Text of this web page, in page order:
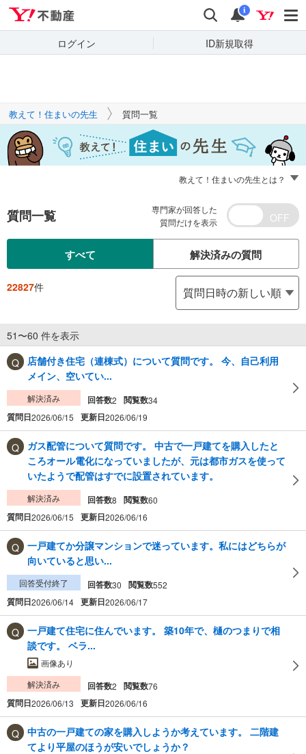
検索 通知
i
ログイン ID新規取得
キーワードで
質問を探す
教えて！住まいの先生 質問一覧
教えて！住まいの先生とは？
質問一覧
専門家が回答した
質問だけを表示
すべて 解決済みの質問
22827件
51〜60 件を表示
店舗付き住宅（連棟式）について質問です。 今、自己利用
メイン、空いてい...
解決済み 回答数2 閲覧数34
質問日2026/06/15 更新日2026/06/19
ガス配管について質問です。 中古で一戸建てを購入したと
ころオール電化になっていましたが、元は都市ガスを使って
いたようで配管はすでに設置されています。
解決済み 回答数8 閲覧数60
質問日2026/06/15 更新日2026/06/16
一戸建てか分譲マンションで迷っています。私にはどちらが
向いていると思い...
回答受付終了 回答数30 閲覧数552
質問日2026/06/14 更新日2026/06/17
一戸建て住宅に住んでいます。 築10年で、樋のつまりで相
談です。 ベラ...
画像あり
解決済み
回答数2 閲覧数76
質問日2026/06/13 更新日2026/06/16
中古の一戸建ての家を購入しようか考えています。 二階建
てより平屋のほうが安いでしょうか？